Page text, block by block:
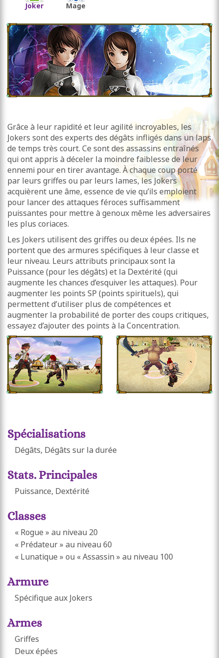
Joker Mage
Grâce à leur rapidité et leur agilité incroyables, les
Jokers sont des experts des dégâts infligés dans un laps
de temps très court. Ce sont des assassins entraînés
qui ont appris à déceler la moindre faiblesse de leur
ennemi pour en tirer avantage. À chaque coup porté
par leurs griffes ou par leurs lames, les Jokers
acquièrent une âme, essence de vie qu’ils emploient
pour lancer des attaques féroces suffisamment
puissantes pour mettre à genoux même les adversaires
les plus coriaces.
Les Jokers utilisent des griffes ou deux épées. Ils ne
portent que des armures spécifiques à leur classe et
leur niveau. Leurs attributs principaux sont la
Puissance (pour les dégâts) et la Dextérité (qui
augmente les chances d’esquiver les attaques). Pour
augmenter les points SP (points spirituels), qui
permettent d’utiliser plus de compétences et
augmenter la probabilité de porter des coups critiques,
essayez d’ajouter des points à la Concentration.
Spécialisations
Dégâts, Dégâts sur la durée
Stats. Principales
Puissance, Dextérité
Classes
« Rogue » au niveau 20
« Prédateur » au niveau 60
« Lunatique » ou « Assassin » au niveau 100
Armure
Spécifique aux Jokers
Armes
Griffes
Deux épées